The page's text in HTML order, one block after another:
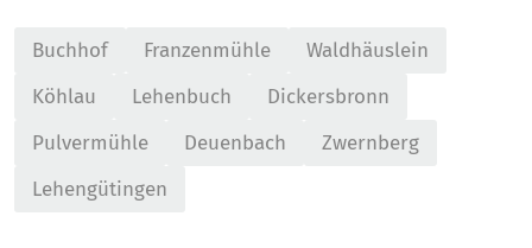
Buchhof Franzenmühle
Waldhäuslein
Köhlau
Lehenbuch
Dickersbronn
Pulvermühle
Deuenbach
Zwernberg
Lehengütingen